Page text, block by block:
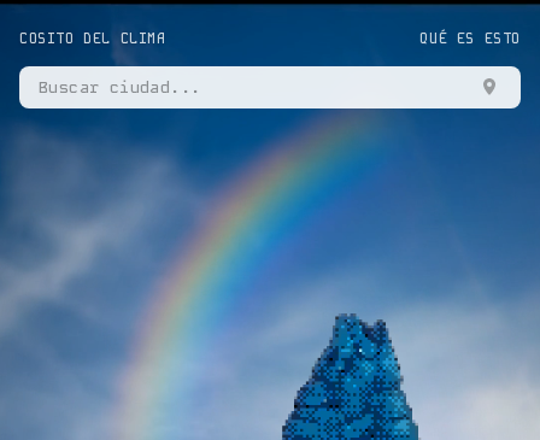
COSITO DEL CLIMA QUÉ ES ESTO